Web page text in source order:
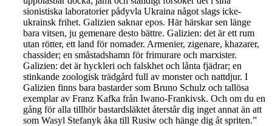
sionistiska laboratorier pådyvla Ukraina något slags icke-
ukrainsk frihet. Galizien saknar epos. Här härskar sen länge
bara vitsen, ju gemenare desto bättre. Galizien: det är ett rum
utan rötter, ett land för nomader. Armenier, zigenare, khazarer,
chassider; en småstadshamn för frimurare och marxister.
Galizien: det är hyckleri och falskhet och lånta fjädrar; en
stinkande zoologisk trädgård full av monster och nattdjur. I
Galizien finns bara bastarder som Bruno Schulz och tallösa
exemplar av Franz Kafka från Iwano-Frankivsk. Och om du en
gång för alla tillhör bastardsläktet återstår dig inget annat än att
som Wasyl Stefanyk åka till Rusiw och hänge dig åt spriten.”